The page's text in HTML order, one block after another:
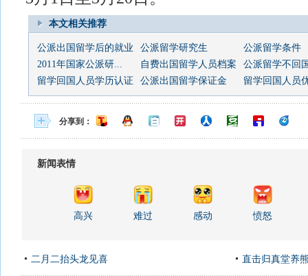
本文相关推荐
公派出国留学后的就业 公派留学研究生
公派留学条件
2011年国家公派研...
自费出国留学人员档案
公派留学不回
留学回国人员学历认证
公派出国留学保证金 留学回国人员
分享到：
新闻表情
高兴 难过 感动 愤怒
二月二抬头龙见喜 直击归真堂养